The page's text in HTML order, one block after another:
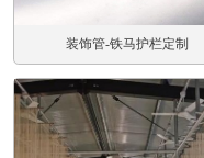
装饰管-铁马护栏定制